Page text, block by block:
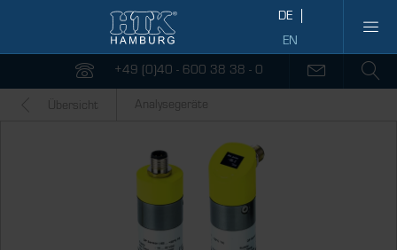
+49 (0)40 - 600 38 38 - 0
Übersicht Analysegeräte